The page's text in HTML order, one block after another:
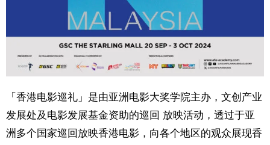
「香港电影巡礼」是由亚洲电影大奖学院主办，文创产业
发展处及电影发展基金资助的巡回 放映活动，透过于亚
洲多个国家巡回放映香港电影，向各个地区的观众展现香